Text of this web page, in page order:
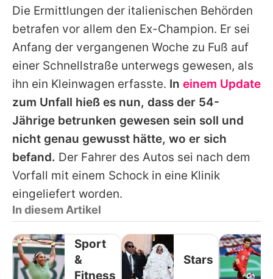
Die Ermittlungen der italienischen Behörden
betrafen vor allem den Ex-Champion. Er sei
Anfang der vergangenen Woche zu Fuß auf
einer Schnellstraße unterwegs gewesen, als
ihn ein Kleinwagen erfasste. In einem Update
zum Unfall hieß es nun, dass der 54-
Jährige betrunken gewesen sein soll und
nicht genau gewusst hätte, wo er sich
befand. Der Fahrer des Autos sei nach dem
Vorfall mit einem Schock in eine Klinik
eingeliefert worden.
In diesem Artikel
Sport
&
Fitness
Stars